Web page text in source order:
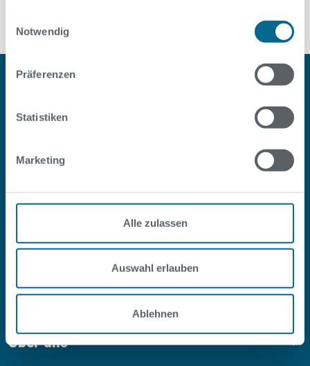
Notwendig
Präferenzen
Statistiken
Marketing
Alle zulassen
Auswahl erlauben
Ablehnen
Service
Über uns